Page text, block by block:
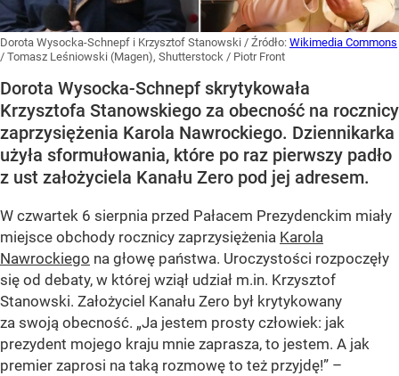
Dorota Wysocka-Schnepf i Krzysztof Stanowski / Źródło: Wikimedia Commons
/ Tomasz Leśniowski (Magen), Shutterstock / Piotr Front
Dorota Wysocka-Schnepf skrytykowała
Krzysztofa Stanowskiego za obecność na rocznicy
zaprzysiężenia Karola Nawrockiego. Dziennikarka
użyła sformułowania, które po raz pierwszy padło
z ust założyciela Kanału Zero pod jej adresem.
W czwartek 6 sierpnia przed Pałacem Prezydenckim miały
miejsce obchody rocznicy zaprzysiężenia Karola
Nawrockiego na głowę państwa. Uroczystości rozpoczęły
się od debaty, w której wziął udział m.in. Krzysztof
Stanowski. Założyciel Kanału Zero był krytykowany
za swoją obecność. „Ja jestem prosty człowiek: jak
prezydent mojego kraju mnie zaprasza, to jestem. A jak
premier zaprosi na taką rozmowę to też przyjdę!” –